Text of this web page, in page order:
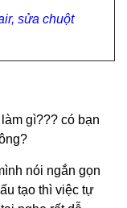
sửa chuột
gì??? có bạn
nói ngắn gọn
tạo thì việc tự